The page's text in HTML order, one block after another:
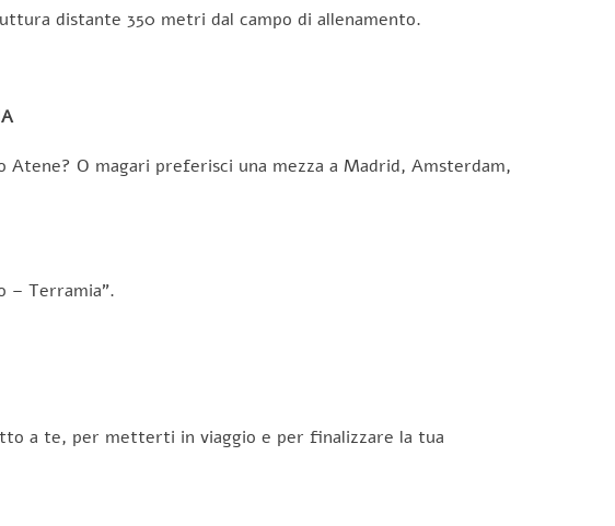
distante 350 metri dal campo di allenamento.
Atene? O magari preferisci una mezza a Madrid, Amsterdam,
– Terramia”.
a te, per metterti in viaggio e per finalizzare la tua